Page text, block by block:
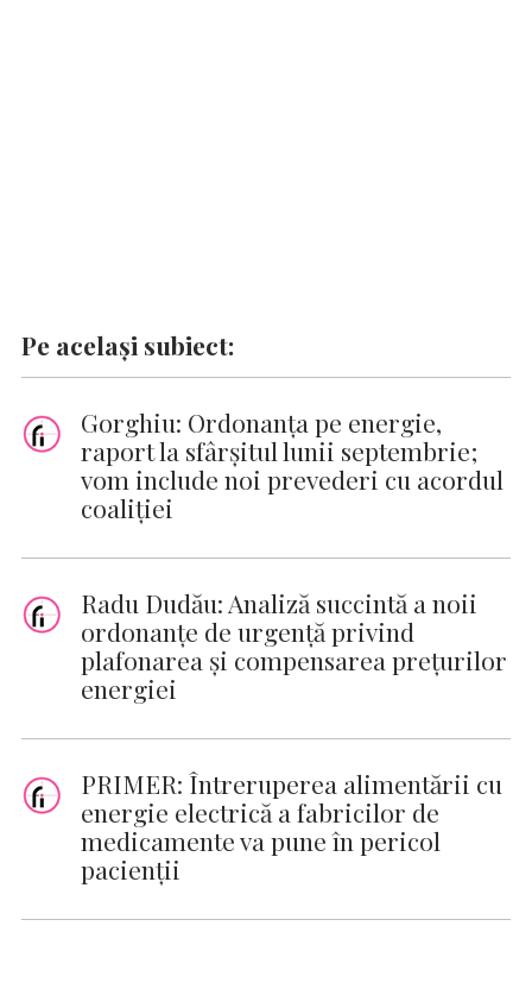
Pe același subiect:
Gorghiu: Ordonanţa pe energie,
raport la sfârşitul lunii septembrie;
vom include noi prevederi cu acordul
coaliţiei
Radu Dudău: Analiză succintă a noii
ordonanțe de urgență privind
plafonarea și compensarea prețurilor
energiei
PRIMER: Întreruperea alimentării cu
energie electrică a fabricilor de
medicamente va pune în pericol
pacienţii